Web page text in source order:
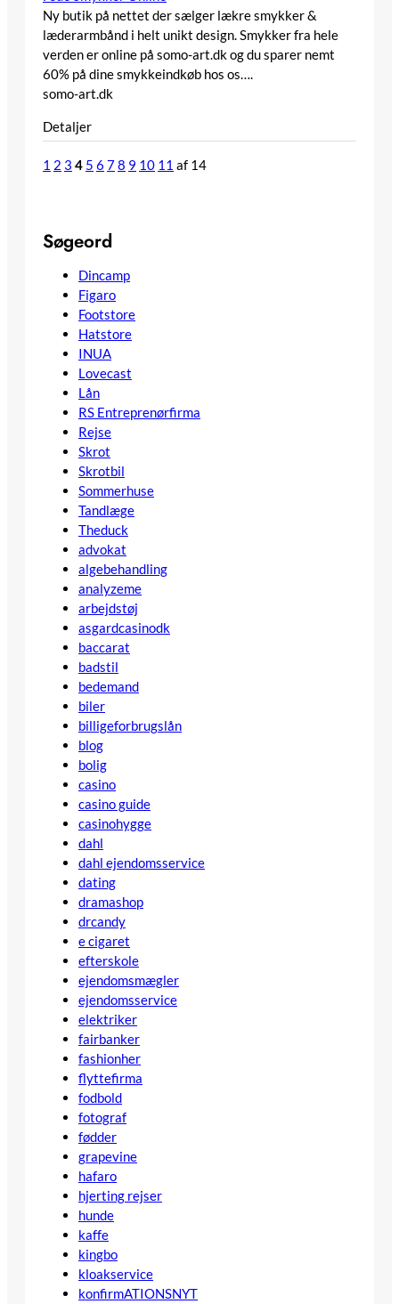
Ny butik på nettet der sælger lækre smykker &
læderarmbånd i helt unikt design. Smykker fra hele
verden er online på somo-art.dk og du sparer nemt
60% på dine smykkeindkøb hos os….
somo-art.dk
Detaljer
1 2 3 4 5 6 78 9 10 11 af 14
Søgeord
Dincamp
Figaro
Footstore
Hatstore
INUA
Lovecast
Lån
RS Entreprenørfirma
Rejse
Skrot
Skrotbil
Sommerhuse
Tandlæge
Theduck
advokat
algebehandling
analyzeme
arbejdstøj
asgardcasinodk
baccarat
badstil
bedemand
biler
billigeforbrugslån
blog
bolig
casino
casino guide
casinohygge
dahl
dahl ejendomsservice
dating
dramashop
drcandy
e cigaret
efterskole
ejendomsmægler
ejendomsservice
elektriker
fairbanker
fashionher
flyttefirma
fodbold
fotograf
fødder
grapevine
hafaro
hjerting rejser
hunde
kaffe
kingbo
kloakservice
konfirmATIONSNYT